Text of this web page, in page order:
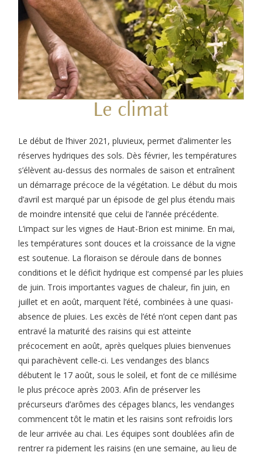
Le climat
Le début de l’hiver 2021, pluvieux, permet d’alimenter les
réserves hydriques des sols. Dès février, les températures
s’élèvent au-dessus des normales de saison et entraînent
un démarrage précoce de la végétation. Le début du mois
d’avril est marqué par un épisode de gel plus étendu mais
de moindre intensité que celui de l’année précédente.
L’impact sur les vignes de Haut-Brion est minime. En mai,
les températures sont douces et la croissance de la vigne
est soutenue. La floraison se déroule dans de bonnes
conditions et le déficit hydrique est compensé par les pluies
de juin. Trois importantes vagues de chaleur, fin juin, en
juillet et en août, marquent l’été, combinées à une quasi-
absence de pluies. Les excès de l’été n’ont cepen dant pas
entravé la maturité des raisins qui est atteinte
précocement en août, après quelques pluies bienvenues
qui parachèvent celle-ci. Les vendanges des blancs
débutent le 17 août, sous le soleil, et font de ce millésime
le plus précoce après 2003. Afin de préserver les
précurseurs d’arômes des cépages blancs, les vendanges
commencent tôt le matin et les raisins sont refroidis lors
de leur arrivée au chai. Les équipes sont doublées afin de
rentrer ra pidement les raisins (en une semaine, au lieu de